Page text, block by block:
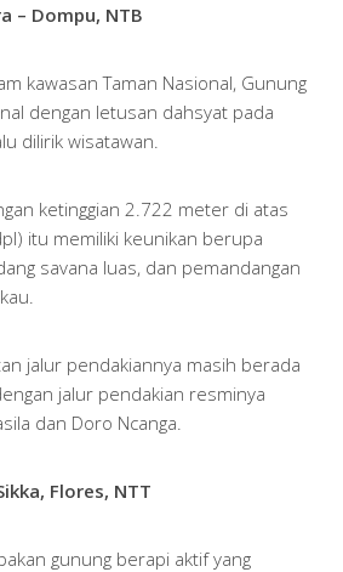
– Dompu, NTB
kawasan Taman Nasional, Gunung
dengan letusan dahsyat pada
dilirik wisatawan.
ketinggian 2.722 meter di atas
itu memiliki keunikan berupa
savana luas, dan pemandangan
jalur pendakiannya masih berada
jalur pendakian resminya
dan Doro Ncanga.
Flores, NTT
gunung berapi aktif yang